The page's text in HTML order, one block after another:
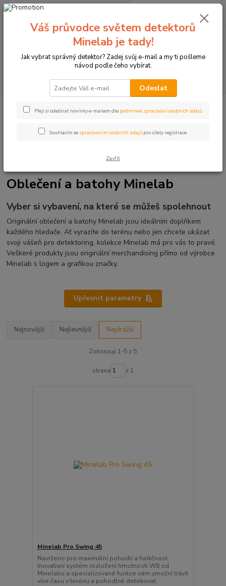
+420774877333
0 Kč
Minelab
Oblečení a batohy Minelab
Vyber si vybavení, na které se můžeš spolehnout
Originální oblečení a batohy Minelab jsou ideálním doplňkem
každého hledače. Ať vyrazíte do terénu nebo jen chcete ukázat
svoji vášeň pro detektoring, kolekce Minelab má pro vás to pravé.
Veškeré produkty jsou originální merchandising přímo od výrobce
Minelab s logem a grafikou značky.
Upřesnit parametry
Nejnovější Nejlevnější Nejdražší
Zobrazuji 1-5 z 5
strana z 1
Minelab Pro Swing 45
Navrženo pro maximální pohodlí a funkčnost.
Inovativní systém rozložení hmotnosti W8 od
Minelabu a specializované funkce vám umožní trávit
více času v terénu a pohodlně detekovat.
Váš průvodce světem detektorů
Minelab je tady!
Jak vybrat správný detektor? Zadej svůj e-mail a my ti pošleme
návod podle čeho vybírat.
Odeslat
Přeji si odebírat novinky e-mailem dle podmínek zpracování osobních údajů.
Souhlasím se zpracováním osobních údajů pro účely registrace.
Zavřít